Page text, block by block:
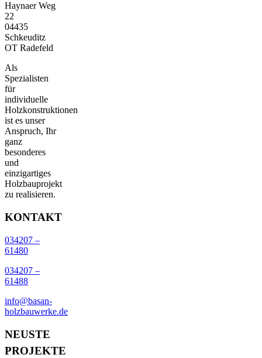
Haynaer Weg
22
04435
Schkeuditz
OT Radefeld
Als
Spezialisten
für
individuelle
Holzkonstruktionen
ist es unser
Anspruch, Ihr
ganz
besonderes
und
einzigartiges
Holzbauprojekt
zu realisieren.
KONTAKT
034207 –
61480
034207 –
61488
info@basan-
holzbauwerke.de
NEUSTE
PROJEKTE